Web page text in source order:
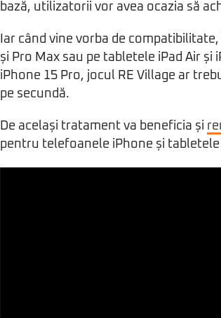
bază, utilizatorii vor avea ocazia să
Iar când vine vorba de
și Pro Max sau pe tabletele iPad Air
iPhone 15 Pro, jocul RE Village ar
pe secundă.
De același tratament va beneficia și
pentru telefoanele iPhone și